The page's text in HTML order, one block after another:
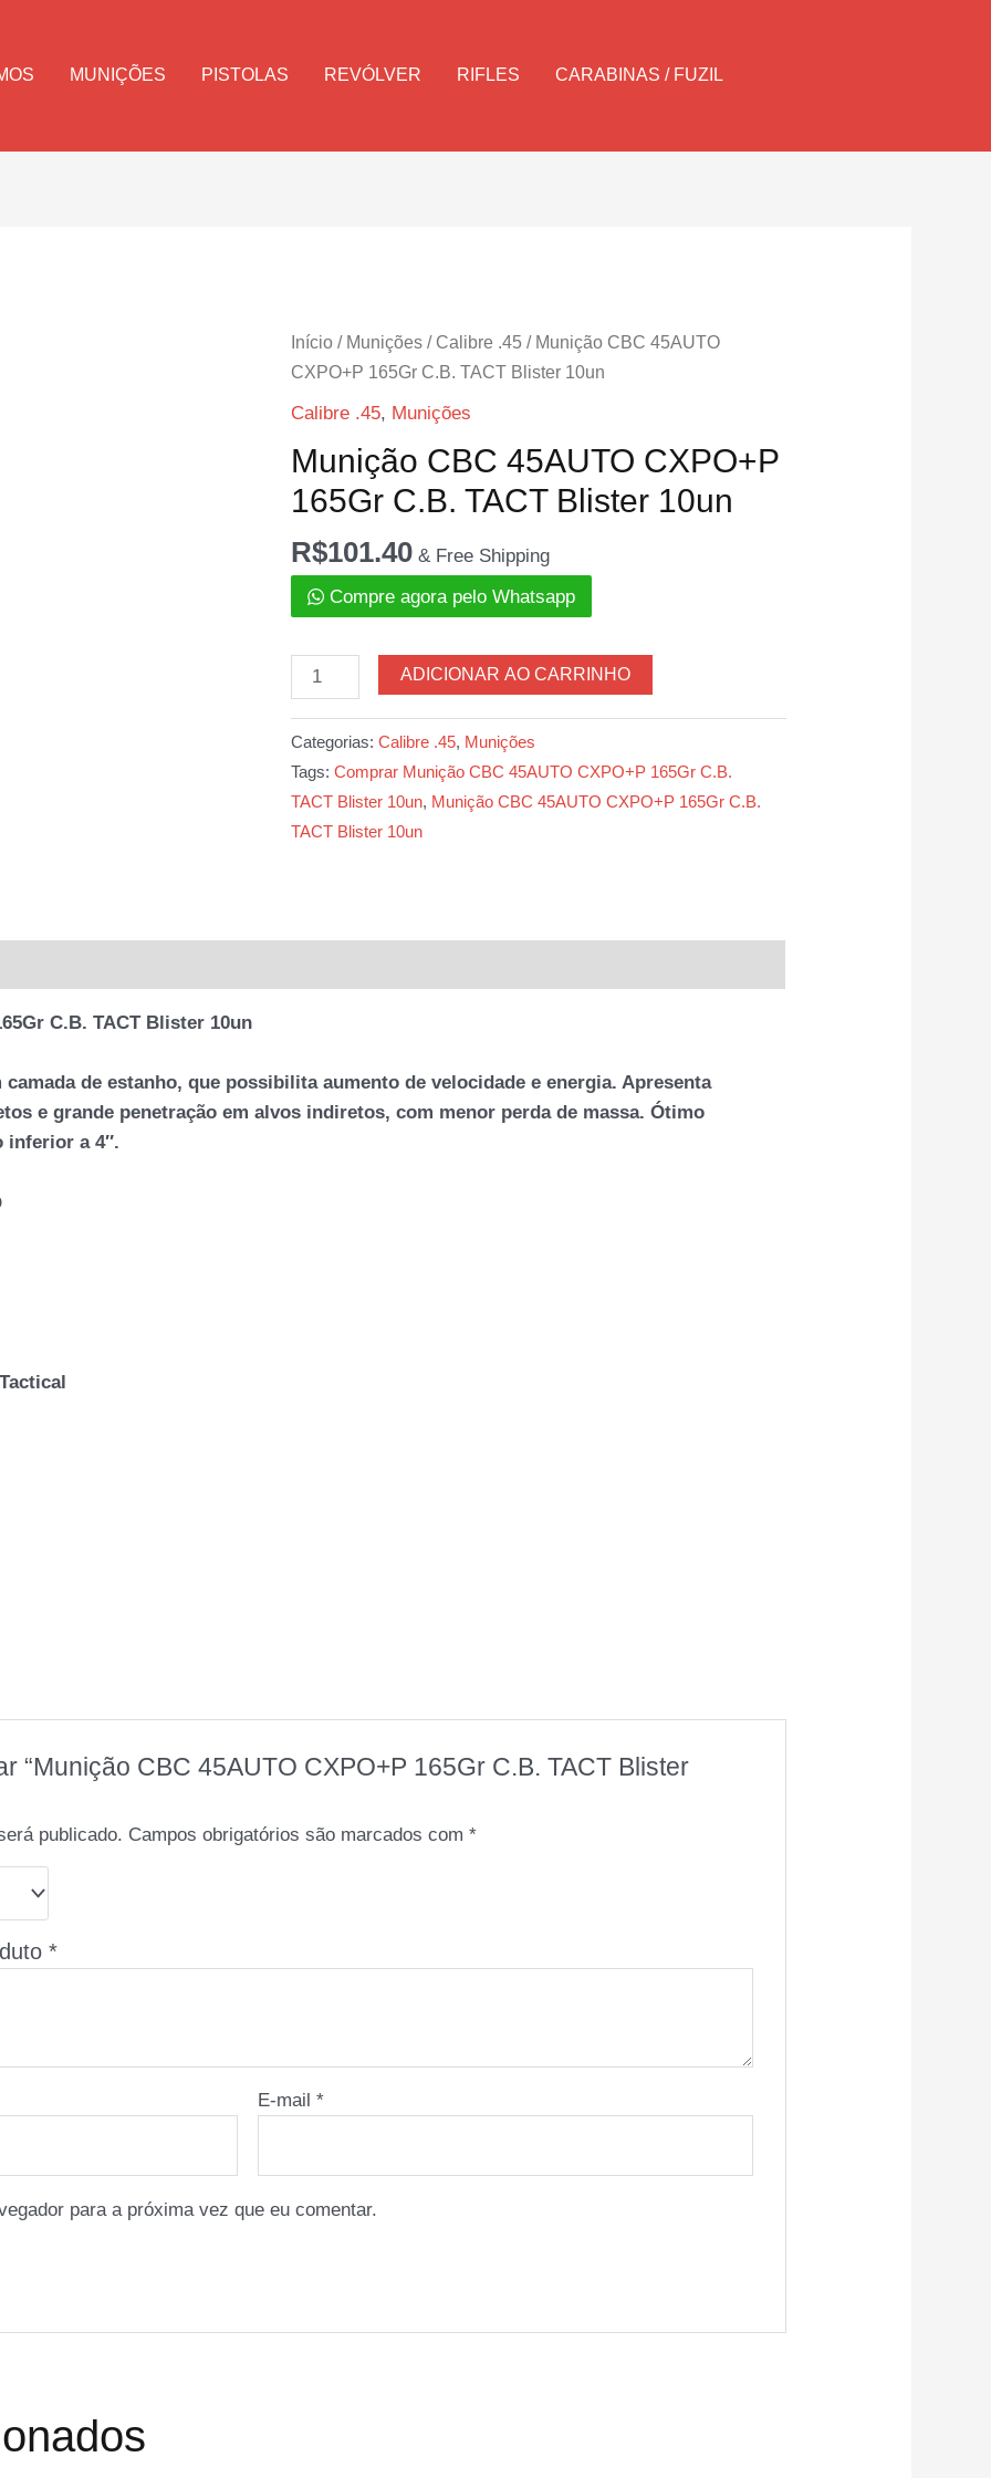
MUNIÇÕES PISTOLAS REVÓLVER RIFLES CARABINAS / FUZIL
Início/ Munições/ Calibre .45/ Munição CBC 45AUTO
CXPO+P 165Gr C.B. TACT Blister 10un
Calibre .45, Munições
Munição CBC 45AUTO CXPO+P
165Gr C.B. TACT Blister 10un
R$101.40 & Free Shipping
Compre agora pelo Whatsapp
Munição
CBC
quantidade
ADICIONAR AO CARRINHO
Categorias: Calibre .45, Munições
Tags: Comprar Munição CBC 45AUTO CXPO+P 165Gr C.B.
TACT Blister 10un, Munição CBC 45AUTO CXPO+P 165Gr C.B.
TACT Blister 10un
C.B. TACT Blister 10un
de estanho, que possibilita aumento de velocidade e energia. Apresenta
e grande penetração em alvos indiretos, com menor perda de massa. Ótimo
inferior a 4″.
“Munição CBC 45AUTO CXPO+P 165Gr C.B. TACT Blister
publicado. Campos obrigatórios são marcados com *
*
E-mail*
para a próxima vez que eu comentar.